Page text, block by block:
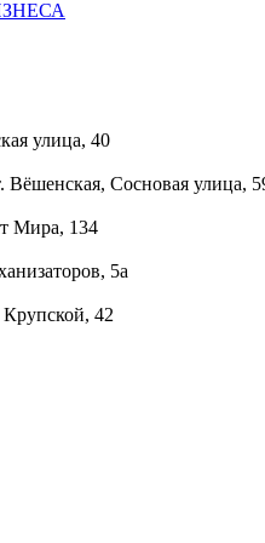
улица, 40
Вёшенская, Сосновая улица,
Мира, 134
5а
42